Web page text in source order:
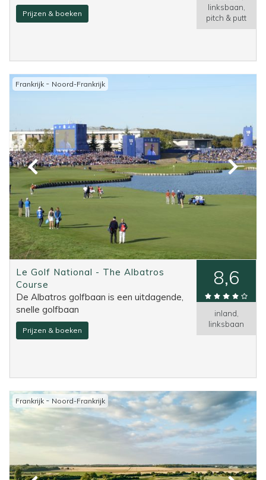
linksbaan,
pitch & putt
Prijzen & boeken
Frankrijk - Noord-Frankrijk
Le Golf National - The Albatros
Course
De Albatros golfbaan is een uitdagende,
snelle golfbaan
8,6
inland,
linksbaan
Prijzen & boeken
Frankrijk - Noord-Frankrijk